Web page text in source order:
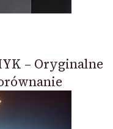
– Oryginalne